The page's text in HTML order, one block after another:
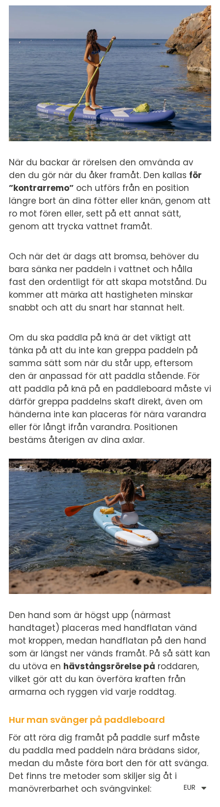
När du backar är rörelsen den omvända av
den du gör när du åker framåt. Den kallas för
”kontrarremo”och utförs från en position
längre bort än dina fötter eller knän, genom att
ro mot fören eller, sett på ett annat sätt,
genom att trycka vattnet framåt.
Och när det är dags att bromsa, behöver du
bara sänka ner paddeln i vattnet och hålla
fast den ordentligt för att skapa motstånd. Du
kommer att märka att hastigheten minskar
snabbt och att du snart har stannat helt.
Om du ska paddla på knä är det viktigt att
tänka på att du inte kan greppa paddeln på
samma sätt som när du står upp, eftersom
den är anpassad för att paddla stående. För
att paddla på knä på en paddleboard måste vi
därför greppa paddelns skaft direkt, även om
händerna inte kan placeras för nära varandra
eller för långt ifrån varandra. Positionen
bestäms återigen av dina axlar.
Den hand som är högst upp (närmast
handtaget) placeras med handflatan vänd
mot kroppen, medan handflatan på den hand
som är längst ner vänds framåt. På så sätt kan
du utöva en hävstångsrörelse på roddaren,
vilket gör att du kan överföra kraften från
armarna och ryggen vid varje roddtag.
Hur man svänger på paddleboard
För att röra dig framåt på paddle surf måste
du paddla med paddeln nära brädans sidor,
medan du måste föra bort den för att svänga.
Det finns tre metoder som skiljer sig åt i
manövrerbarhet och svängvinkel:
EUR